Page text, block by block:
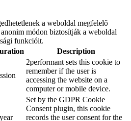
a weboldal megfelelő
módon biztosítják a weboldal
funkcióit.
Description
2performant sets this cookie to
remember if the user is
accessing the website on a
computer or mobile device.
Set by the GDPR Cookie
Consent plugin, this cookie
records the user consent for the